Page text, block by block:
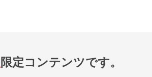
限定コンテンツです。